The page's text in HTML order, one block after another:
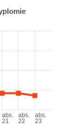
abs.
21
abs.
22
abs.
23